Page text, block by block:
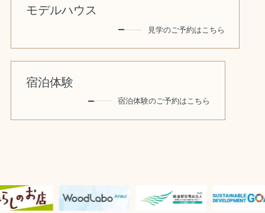
モデルハウス
見学のご予約はこちら
宿泊体験
宿泊体験のご予約はこちら